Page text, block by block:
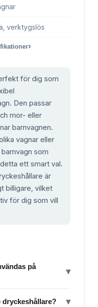
verktygslös
›
för dig som
Den passar
mor- eller
barnvagnen.
vagnar eller
som
ett smart val.
är
billigare, vilket
för dig som vill
på
▾
dryckeshållare? ▾